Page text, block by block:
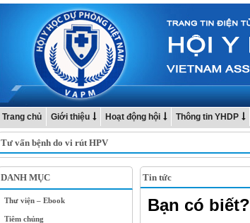
Trang chủ Giới thiệu Hoạt động hội Thông tin YHDP
Tư vấn bệnh do vi rút HPV
DANH MỤC
Thư viện – Ebook
Tiêm chủng
Tin tức
Bạn có biết?